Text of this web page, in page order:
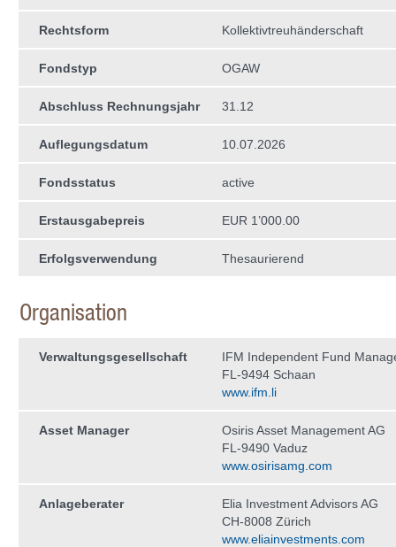
Rechtsform Kollektivtreuhän­derschaft
Fondstyp OGAW
Abschluss Rechnungsjahr 31.12
Auflegungsdatum 10.07.2026
Fondsstatus active
Erstausgabepreis EUR 1’000.00
Erfolgsverwendung Thesaurierend
Organisation
Verwaltungs­gesellschaft
IFM Independent Fund
FL-9494 Schaan
www.ifm.li
Asset Manager
Osiris Asset Management AG
FL-9490 Vaduz
www.osirisamg.com
Anlageberater
Elia Investment Advisors AG
CH-8008 Zürich
www.eliainvestments.com